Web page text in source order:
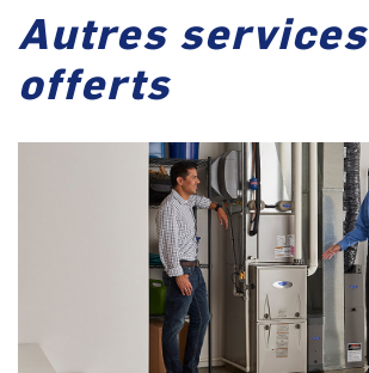
Autres services
offerts